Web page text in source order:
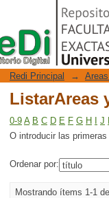
Repositorio Digital
Redi Principal →
ListarAreas
0-9 A B C D E F G H J
O introducir las primeras
Ordenar por:
Mostrando ítems 1-1